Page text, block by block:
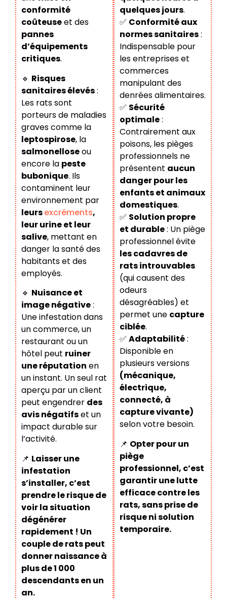
conformité
coûteuseet des
pannes
d’équipements
critiques.
🔹 Risques
sanitaires élevés:
Les rats sont
porteurs de maladies
graves comme la
leptospirose, la
salmonelloseou
encore la peste
bubonique. Ils
contaminent leur
environnement par
leursexcréments,
leur urine et leur
salive, mettant en
danger la santé des
habitants et des
employés.
🔹 Nuisance et
image négative:
Une infestation dans
un commerce, un
restaurant ou un
hôtel peut ruiner
une réputation en
un instant. Un seul rat
aperçu par un client
peut engendrer des
avis négatifset un
impact durable sur
l’activité.
📌 Laisser une
infestation
s’installer, c’est
prendre le risque de
voir la situation
dégénérer
rapidement ! Un
couple de rats peut
donner naissance à
plus de 1 000
descendants en un
an.
quelques jours.
✅ Conformité aux
normes sanitaires:
Indispensable pour
les entreprises et
commerces
manipulant des
denrées alimentaires.
✅ Sécurité
optimale:
Contrairement aux
poisons, les pièges
professionnels ne
présentent aucun
danger pour les
enfants et animaux
domestiques.
✅ Solution propre
et durable: Un piège
professionnel évite
les cadavres de
rats introuvables
(qui causent des
odeurs
désagréables) et
permet une capture
ciblée.
✅ Adaptabilité:
Disponible en
plusieurs versions
(mécanique,
électrique,
connecté, à
capture vivante)
selon votre besoin.
📌 Opter pour un
piège
professionnel, c’est
garantir une lutte
efficace contre les
rats, sans prise de
risque ni solution
temporaire.